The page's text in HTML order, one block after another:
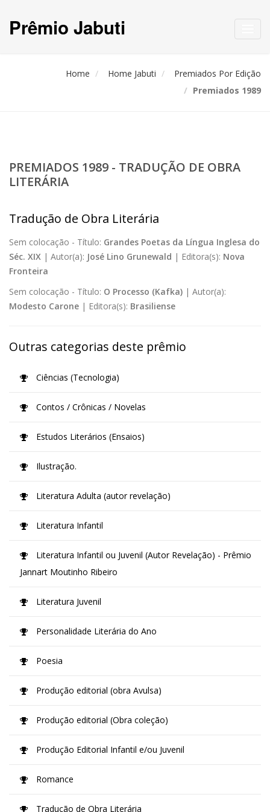
Prêmio Jabuti
Home Home Jabuti
Premiados Por Edição
Premiados 1989
PREMIADOS 1989 - TRADUÇÃO DE OBRA
LITERÁRIA
Tradução de Obra Literária
Sem colocação - Título: Grandes Poetas da Língua Inglesa do
Séc. XIX | Autor(a): José Lino Grunewald | Editora(s): Nova
Fronteira
Sem colocação - Título: O Processo (Kafka) | Autor(a):
Modesto Carone | Editora(s): Brasiliense
Outras categorias deste prêmio
Ciências (Tecnologia)
Contos / Crônicas / Novelas
Estudos Literários (Ensaios)
Ilustração.
Literatura Adulta (autor revelação)
Literatura Infantil
Literatura Infantil ou Juvenil (Autor Revelação) - Prêmio
Jannart Moutinho Ribeiro
Literatura Juvenil
Personalidade Literária do Ano
Poesia
Produção editorial (obra Avulsa)
Produção editorial (Obra coleção)
Produção Editorial Infantil e/ou Juvenil
Romance
Tradução de Obra Literária